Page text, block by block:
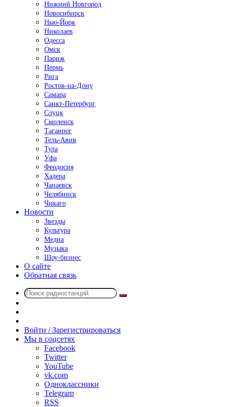
Нижний Новгород
Новосибирск
Нью-Йорк
Николаев
Одесса
Омск
Париж
Пермь
Рига
Ростов-на-Дону
Самара
Санкт-Петербург
Слуцк
Смоленск
Таганрог
Тель-Авив
Тула
Уфа
Феодосия
Хадера
Чапаевск
Челябинск
Чикаго
Новости
Звезды
Культура
Медиа
Музыка
Шоу-бизнес
О сайте
Обратная связь
Поиск
радио
Войти / Зарегистрироваться
Мы в соцсетях
Facebook
Twitter
YouTube
vk.com
Одноклассники
Telegram
RSS